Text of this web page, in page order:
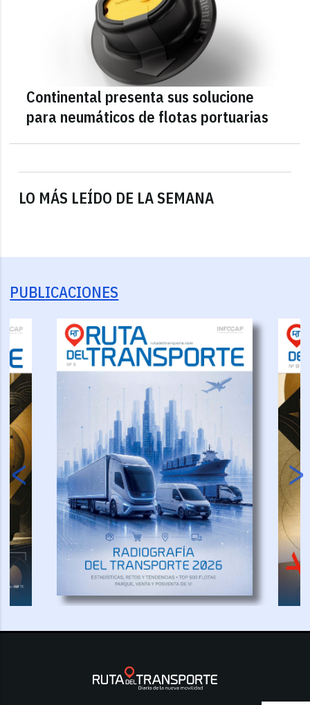
LO MÁS LEÍDO DE LA SEMANA
Continental presenta sus solucione
para neumáticos de flotas portuarias
PUBLICACIONES